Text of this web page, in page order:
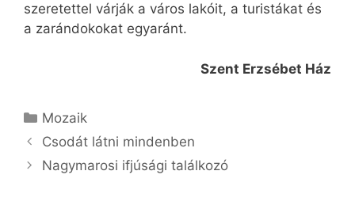
szeretettel várják a város lakóit, a turistákat és
a zarándokokat egyaránt.
Szent Erzsébet Ház
Kategória
Mozaik
Csodát látni mindenben
Nagymarosi ifjúsági találkozó